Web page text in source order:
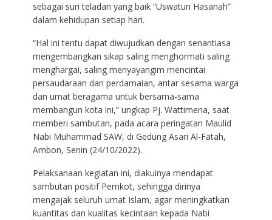
sebagai suri teladan yang baik “Uswatun Hasanah”
dalam kehidupan setiap hari.
“Hal ini tentu dapat diwujudkan dengan senantiasa
mengembangkan sikap saling menghormati saling
menghargai, saling menyayangim mencintai
persaudaraan dan perdamaian, antar sesama warga
dan umat beragama untuk bersama-sama
membangun kota ini,” ungkap Pj. Wattimena, saat
memberi sambutan, pada acara peringatan Maulid
Nabi Muhammad SAW, di Gedung Asari Al-Fatah,
Ambon, Senin (24/10/2022).
Pelaksanaan kegiatan ini, diakuinya mendapat
sambutan positif Pemkot, sehingga dirinya
mengajak seluruh umat Islam, agar meningkatkan
kuantitas dan kualitas kecintaan kepada Nabi